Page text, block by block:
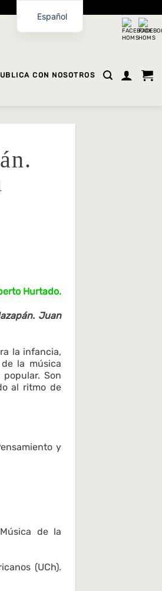
CON NOSOTROS
Hurtado.
Juan
la infancia,
la música
Son
al ritmo de
y
de la
(UCh).
Español